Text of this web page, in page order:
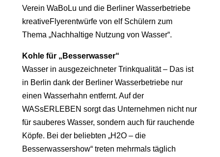
Verein WaBoLu und die Berliner Wasserbetriebe
kreativeFlyerentwürfe von elf Schülern zum
Thema „Nachhaltige Nutzung von Wasser“.
Kohle für „Besserwasser“
Wasser in ausgezeichneter Trinkqualität – Das ist
in Berlin dank der Berliner Wasserbetriebe nur
einen Wasserhahn entfernt. Auf der
WASsERLEBEN sorgt das Unternehmen nicht nur
für sauberes Wasser, sondern auch für rauchende
Köpfe. Bei der beliebten „H2O – die
Besserwassershow“ treten mehrmals täglich